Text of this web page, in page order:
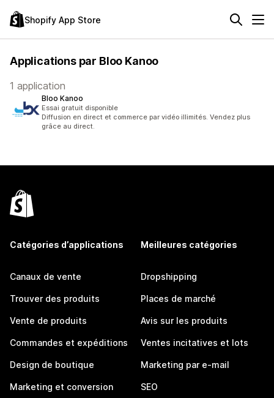
Shopify App Store
Applications par Bloo Kanoo
1 application
Bloo Kanoo
Essai gratuit disponible
Diffusion en direct et commerce par vidéo illimités. Vendez plus
grâce au direct.
Catégories d’applications
Canaux de vente
Trouver des produits
Vente de produits
Commandes et expéditions
Design de boutique
Marketing et conversion
Meilleures catégories
Dropshipping
Places de marché
Avis sur les produits
Ventes incitatives et lots
Marketing par e-mail
SEO